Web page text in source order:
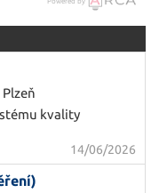
kvality
·
opatření
a
14/06/2026